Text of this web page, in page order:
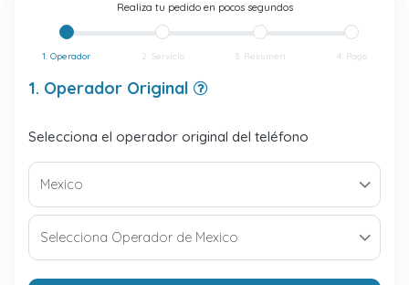
Realiza tu pedido en pocos segundos
1. Operador 2. Servicio 3. Resumen 4. Pago
1. Operador Original
Selecciona el operador original del teléfono